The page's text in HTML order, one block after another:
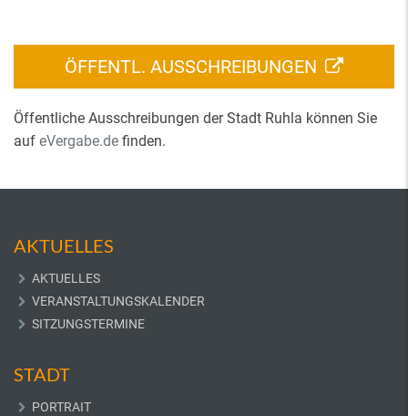
ÖFFENTL. AUSSCHREIBUNGEN
Öffentliche Ausschreibungen der Stadt Ruhla können Sie
auf eVergabe.de finden.
AKTUELLES
AKTUELLES
VERANSTALTUNGSKALENDER
SITZUNGSTERMINE
STADT
PORTRAIT